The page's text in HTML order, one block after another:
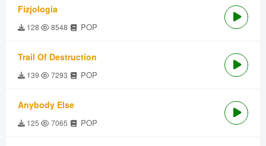
Fizjologia
128 8548 POP
Trail Of Destruction
139 7293 POP
Anybody Else
125 7065 POP